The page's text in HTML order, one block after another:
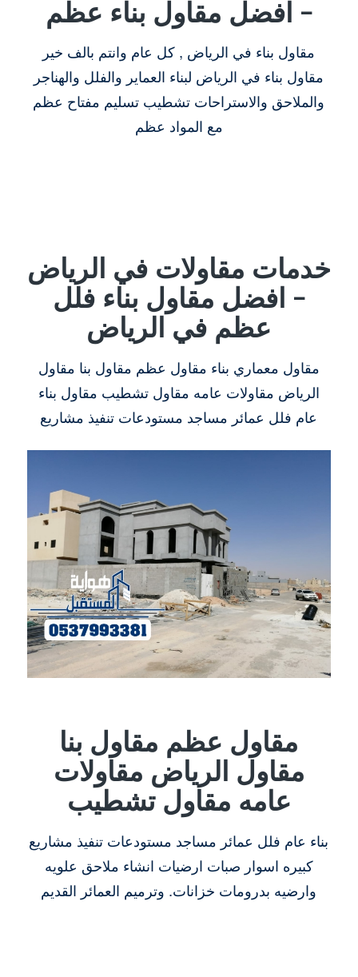
– افضل مقاول بناء عظم
مقاول بناء في الرياض , كل عام وانتم بالف خير
مقاول بناء في الرياض لبناء العماير والفلل والهناجر
والملاحق والاستراحات تشطيب تسليم مفتاح عظم
مع المواد عظم
خدمات مقاولات في الرياض
– افضل مقاول بناء فلل
عظم في الرياض
مقاول معماري بناء مقاول عظم مقاول بنا مقاول
الرياض مقاولات عامه مقاول تشطيب مقاول بناء
عام فلل عمائر مساجد مستودعات تنفيذ مشاريع
مقاول عظم مقاول بنا
مقاول الرياض مقاولات
عامه مقاول تشطيب
بناء عام فلل عمائر مساجد مستودعات تنفيذ مشاريع
كبيره اسوار صبات ارضيات انشاء ملاحق علويه
وارضيه بدرومات خزانات. وترميم العمائر القديم